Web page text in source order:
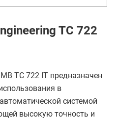
TC 722
TC 722 IT предназначен
в
системой
высокую точность и